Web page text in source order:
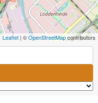
Leaflet | ©OpenStreetMapcontributors